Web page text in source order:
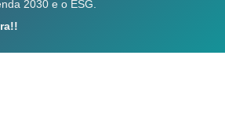
2030 e o ESG.